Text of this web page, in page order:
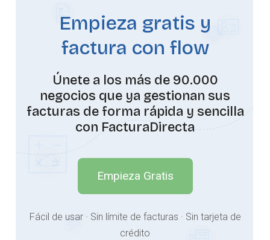
Empieza gratis y
factura con flow
Únete a los más de 90.000
negocios que ya gestionan sus
facturas de forma rápida y sencilla
con FacturaDirecta
Empieza Gratis
Fácil de usar · Sin límite de facturas · Sin tarjeta de
crédito